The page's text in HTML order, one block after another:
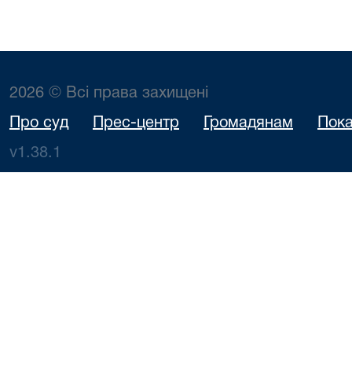
2026 © Всі права захищені
Про суд Прес-центр Громадянам
v1.38.1